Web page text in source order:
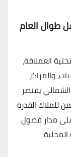
العملاقة،
والمراكز
الشمالي يقتصر
القدرة
مدار فصول